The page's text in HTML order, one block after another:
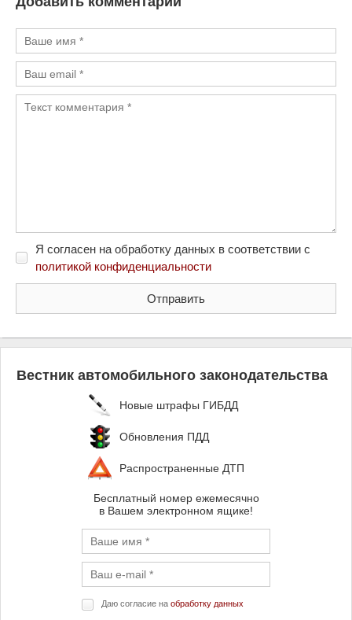
Я согласен на обработку данных в соответствии с
политикой конфиденциальности
Вестник автомобильного законодательства
Новые штрафы ГИБДД
Обновления ПДД
Распространенные ДТП
Бесплатный номер ежемесячно
в Вашем электронном ящике!
Даю согласие на обработку данных